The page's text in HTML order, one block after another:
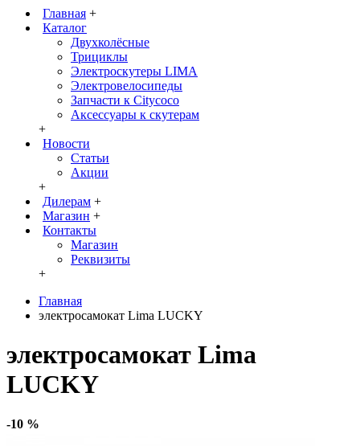
Главная +
Каталог
Двухколёсные
Трициклы
Электроскутеры LIMA
Электровелосипеды
Запчасти к Citycoco
Аксессуары к скутерам
+
Новости
Статьи
Акции
+
Дилерам +
Магазин +
Контакты
Магазин
Реквизиты
+
Главная
электросамокат Lima LUCKY
электросамокат Lima
LUCKY
-10 %